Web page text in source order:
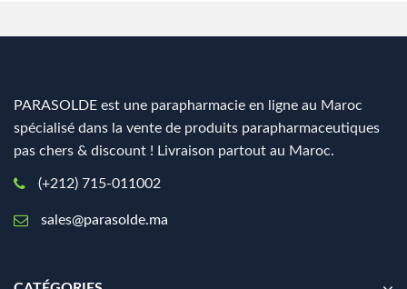
PARASOLDE est une parapharmacie en ligne au Maroc
spécialisé dans la vente de produits parapharmaceutiques
pas chers & discount ! Livraison partout au Maroc.
(+212) 715-011002
sales@parasolde.ma